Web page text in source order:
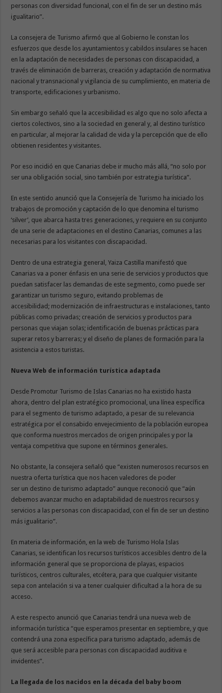
personas con diversidad funcional, con el fin de ser un destino más
igualitario”.
La consejera de Turismo afirmó que al Gobierno le constan los
esfuerzos que desde los ayuntamientos y cabildos insulares se hacen
en la adaptación de necesidades de personas con discapacidad, a
través de eliminación de barreras, creación y adaptación de normativa
nacional y transnacional y vigilancia de su cumplimiento, en materia de
transporte, edificaciones y urbanismo.
Sin embargo señaló que la accesibilidad es algo que no solo afecta a
ciertos colectivos, sino a la sociedad en general y, al destino turístico
en particular, al mejorar la calidad de vida y la percepción que de ello
obtienen residentes y visitantes.
Por eso incidió en que Canarias debe ir mucho más allá, “no solo por
ser una obligación social, sino también por estrategia turística”.
En este sentido anunció que la Consejería de Turismo ha iniciado los
trabajos de promoción y captación de lo que denomina el turismo
‘silver’, que abarca hasta tres generaciones, y requiere en su conjunto
de una serie de adaptaciones en el destino Canarias, comunes a las
necesarias para los visitantes con discapacidad.
Dentro de una estrategia general, Yaiza Castilla manifestó que
Canarias va a poner énfasis en una serie de servicios y productos que
puedan satisfacer las demandas de este segmento, como puede ser
garantizar un turismo seguro, evitando problemas de
accesibilidad; modernización de infraestructuras e instalaciones, tanto
públicas como privadas; creación de servicios y productos para
personas que viajan solas; identificación de buenas prácticas para
superar retos y barreras; y el diseño de planes de formación para la
asistencia a estos turistas.
Nueva Web de información turística adaptada
Desde Promotur Turismo de Islas Canarias no ha existido hasta
ahora, dentro del plan estratégico promocional, una línea específica
para el segmento de turismo adaptado, a pesar de su relevancia
estratégica por el consabido envejecimiento de la población europea
que conforma nuestros mercados de origen principales y por la
ventaja competitiva que supone en términos generales.
No obstante, la consejera señaló que “existen numerosos recursos en
nuestra oferta turística que nos hacen valedores de poder
ser un destino de turismo adaptado” aunque reconoció que “aún
debemos avanzar mucho en adaptabilidad de nuestros recursos y
servicios a las personas con discapacidad, con el fin de ser un destino
más igualitario”.
En materia de información, en la web de Turismo Hola Islas
Canarias, se identifican los recursos turísticos accesibles dentro de la
información general que se proporciona de playas, espacios
turísticos, centros culturales, etcétera, para que cualquier visitante
sepa con antelación si va a tener cualquier dificultad a la hora de su
acceso.
A este respecto anunció que Canarias tendrá una nueva web de
información turística “que esperamos presentar en septiembre, y que
contendrá una zona específica para turismo adaptado, además de
que será accesible para personas con discapacidad auditiva e
invidentes”.
La llegada de los nacidos en la década del baby boom